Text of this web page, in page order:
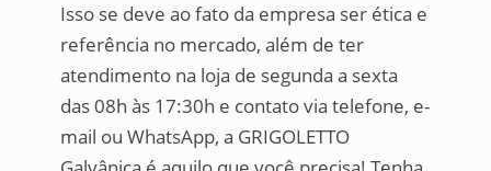
Isso se deve ao fato da empresa ser ética e
referência no mercado, além de ter
atendimento na loja de segunda a sexta
das 08h às 17:30h e contato via telefone, e-
mail ou WhatsApp, a GRIGOLETTO